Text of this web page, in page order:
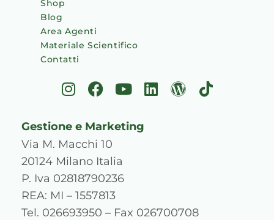
Shop
Blog
Area Agenti
Materiale Scientifico
Contatti
I
n
t
a
g
r
a
m
F
a
e
b
o
o
k
Y
o
t
e
L
i
W
o
s
T
i
Gestione e Marketing
Via M. Macchi 10
20124 Milano Italia
P. Iva 02818790236
REA: MI – 1557813
Tel. 026693950 – Fax 026700708